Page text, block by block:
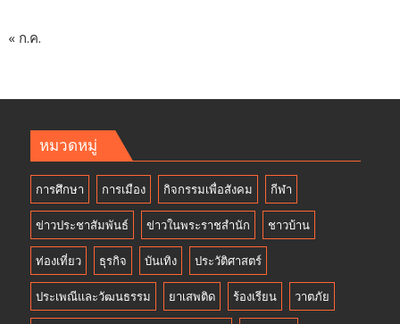
« ก.ค.
หมวดหมู่
การศึกษา การเมือง กิจกรรมเพื่อสังคม กีฬา
ข่าวประชาสัมพันธ์ ข่าวในพระราชสำนัก ชาวบ้าน
ท่องเที่ยว ธุรกิจ บันเทิง ประวัติศาสตร์
ประเพณีและวัฒนธรรม ยาเสพติด ร้องเรียน วาตภัย